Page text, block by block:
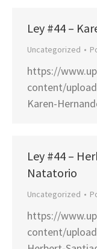
Ley #44 –
Uncategorized
https://
content/
Karen-
Ley #44 –
Natatorio
Uncategorized
https://
content/